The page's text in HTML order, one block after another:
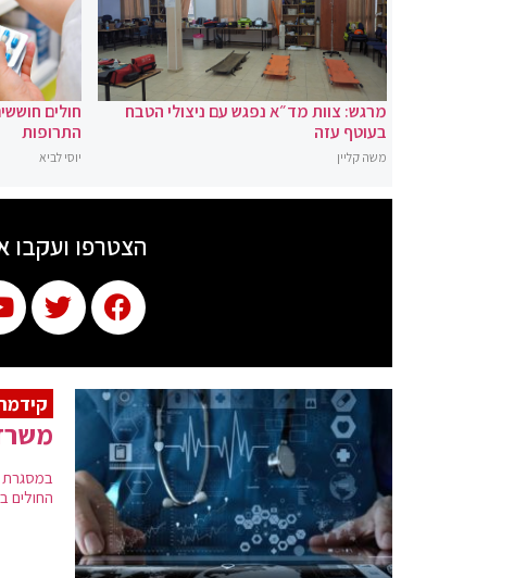
מרגש: צוות מד״א נפגש עם ניצולי הטבח
בעוטף עזה
משה קליין
חולים
התרופות
יוסי לביא
הצטרפו ועקבו
במסגרת
החולים בישראל,